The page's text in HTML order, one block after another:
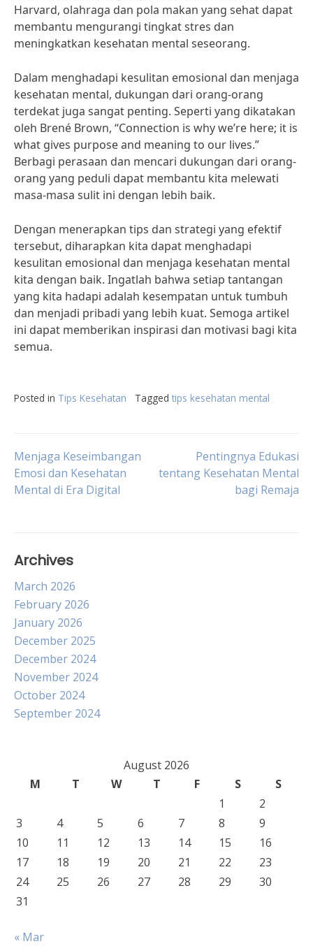
Harvard, olahraga dan pola makan yang sehat dapat
membantu mengurangi tingkat stres dan
meningkatkan kesehatan mental seseorang.
Dalam menghadapi kesulitan emosional dan menjaga
kesehatan mental, dukungan dari orang-orang
terdekat juga sangat penting. Seperti yang dikatakan
oleh Brené Brown, “Connection is why we’re here; it is
what gives purpose and meaning to our lives.”
Berbagi perasaan dan mencari dukungan dari orang-
orang yang peduli dapat membantu kita melewati
masa-masa sulit ini dengan lebih baik.
Dengan menerapkan tips dan strategi yang efektif
tersebut, diharapkan kita dapat menghadapi
kesulitan emosional dan menjaga kesehatan mental
kita dengan baik. Ingatlah bahwa setiap tantangan
yang kita hadapi adalah kesempatan untuk tumbuh
dan menjadi pribadi yang lebih kuat. Semoga artikel
ini dapat memberikan inspirasi dan motivasi bagi kita
semua.
Posted in Tips Kesehatan Tagged tips kesehatan mental
Post
navigation
Menjaga Keseimbangan
Emosi dan Kesehatan
Mental di Era Digital
Pentingnya Edukasi
tentang Kesehatan Mental
bagi Remaja
Archives
March 2026
February 2026
January 2026
December 2025
December 2024
November 2024
October 2024
September 2024
August 2026
M
T W T F S
S
1
2
3
4 5 6 7 8
9
10
11 12 13 14 15
16
17
18 19 20 21 22
23
24
25 26 27 28 29
30
31
« Mar